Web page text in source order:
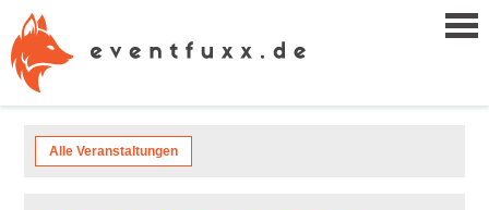
Alle Veranstaltungen